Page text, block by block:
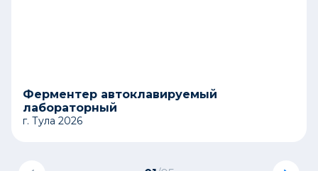
Ферментер автоклавируемый
лабораторный
г. Тула 2026